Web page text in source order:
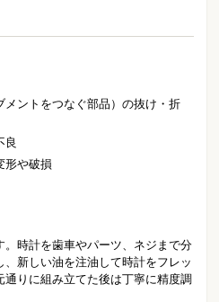
メントをつなぐ部品）の抜け・折
良
形や破損
。時計を歯車やパーツ、ネジまで分
新しい油を注油して時計をフレッ
通りに組み立てた後は丁寧に精度調